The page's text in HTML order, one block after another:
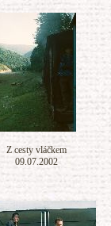
Z cesty vláčkem
09.07.2002